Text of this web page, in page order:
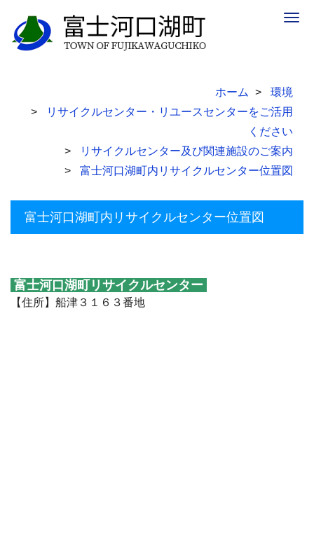
ホーム
環境
リサイクルセンター・リユースセンターをご活用
ください
リサイクルセンター及び関連施設のご案内
富士河口湖町内リサイクルセンター位置図
富士河口湖町内リサイクルセンター位置図
富士河口湖町リサイクルセンター
【住所】船津３１６３番地